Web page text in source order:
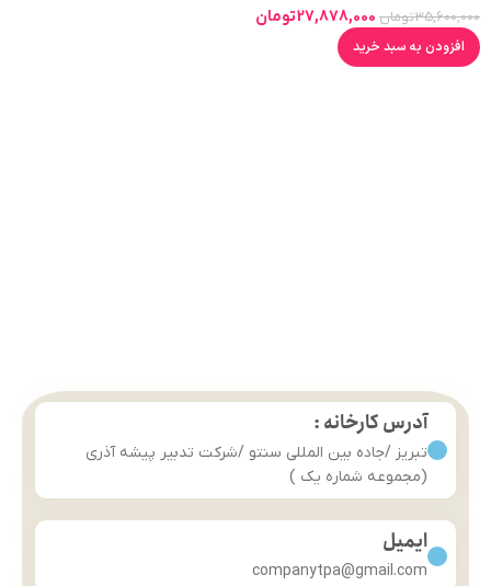
35,600,000تومان 27,878,000تومان
افزودن به سبد خرید
آدرس کارخانه :
تبریز /جاده بین المللی سنتو /شرکت تدبیر پیشه آذری
(مجموعه شماره یک )
ایمیل
companytpa@gmail.com